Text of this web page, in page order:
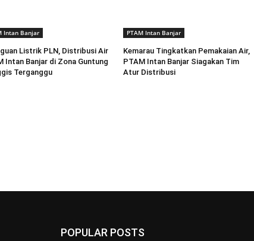
Intan Banjar
Listrik PLN, Distribusi Air
Intan Banjar di Zona Guntung
Terganggu
PTAM Intan Banjar
Kemarau Tingkatkan Pemakaian Air,
PTAM Intan Banjar Siagakan Tim
Atur Distribusi
POPULAR POSTS